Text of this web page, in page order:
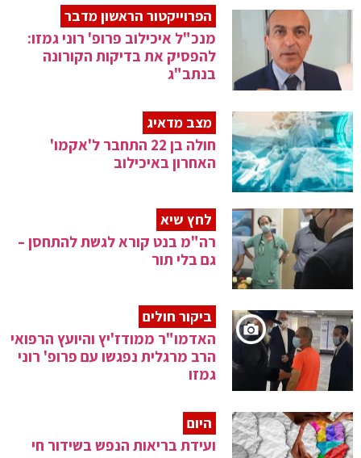
הפרוייקטור הראשון מדבר
מנכ"ל איכילוב פרופ' רוני גמזו:
להפסיק את בדיקות הקורונה
בנתב"ג
מצב מדאיג
חולה בן 22 התחבר ל'אקמו'
האחרון באיכילוב
לחץ שיא
רה"מ בנט קורא לגשת להתחסן –
גם בלי תור
ביקור חולים
האדמו"ר ממודז'יץ והיועץ הרפואי
הרב מרגלית נפגשו עם פרופ' רוני
גמזו
היום
ועידת בריאות הנפש בשידור חי